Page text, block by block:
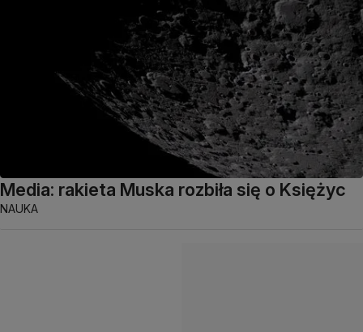
Media: rakieta Muska rozbiła się o Księżyc
NAUKA